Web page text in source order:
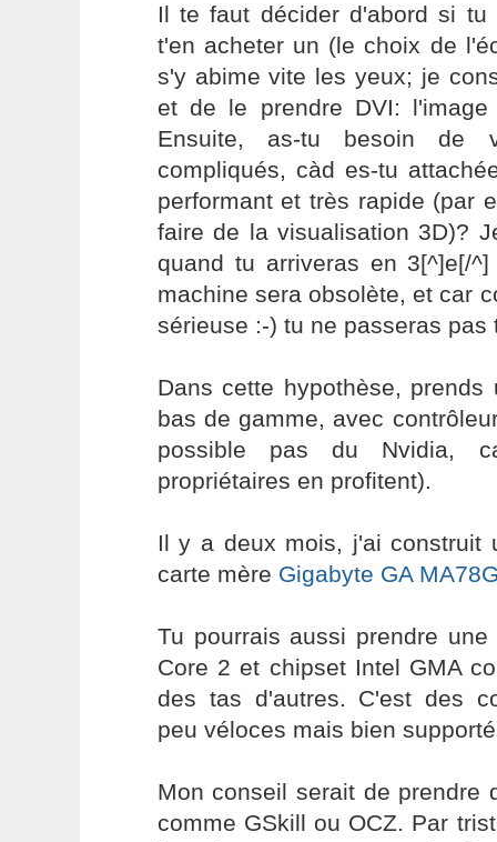
Il te faut décider d'abord si
t'en acheter un (le choix de
s'y abime vite les yeux; je
et de le prendre DVI:
Ensuite, as-tu besoin de
compliqués, càd es-tu
performant et très rapide (par
faire de la visualisation 3D)?
quand tu arriveras en 3[^]e[/
machine sera obsolète, et car
sérieuse :-) tu ne passeras pas
Dans cette hypothèse,
bas de gamme, avec
possible pas du Nvidia,
propriétaires en profitent).
Il y a deux mois, j'ai construit
carte mère Gigabyte GA
Tu pourrais aussi prendre
Core 2 et chipset Intel GMA
des tas d'autres. C'est des
peu véloces mais bien
Mon conseil serait de prendre
comme GSkill ou OCZ. Par